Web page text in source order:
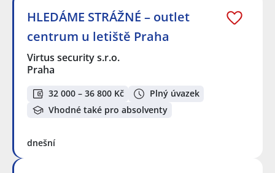
HLEDÁME STRÁŽNÉ – outlet
centrum u letiště Praha
Virtus security s.r.o.
Praha
32 000 – 36 800 Kč
Plný úvazek
Vhodné také pro absolventy
dnešní